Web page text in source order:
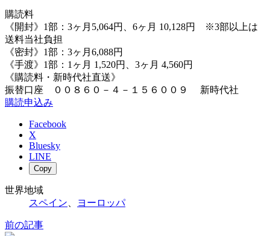
購読料
《開封》1部：3ヶ月5,064円、6ヶ月 10,128円 ※3部以上は
送料当社負担
《密封》1部：3ヶ月6,088円
《手渡》1部：1ヶ月 1,520円、3ヶ月 4,560円
《購読料・新時代社直送》
振替口座 ００８６０－４－１５６００９ 新時代社
購読申込み
Facebook
X
Bluesky
LINE
Copy
世界地域
スペイン
ヨーロッパ
前の記事